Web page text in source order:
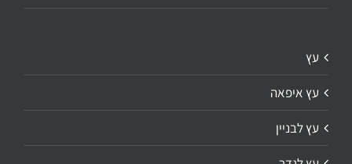
עץ
עץ איפאה
עץ לבניין